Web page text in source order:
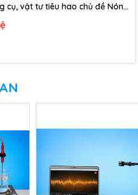
cụ, vật tư tiêu hao chủ đề Nóng